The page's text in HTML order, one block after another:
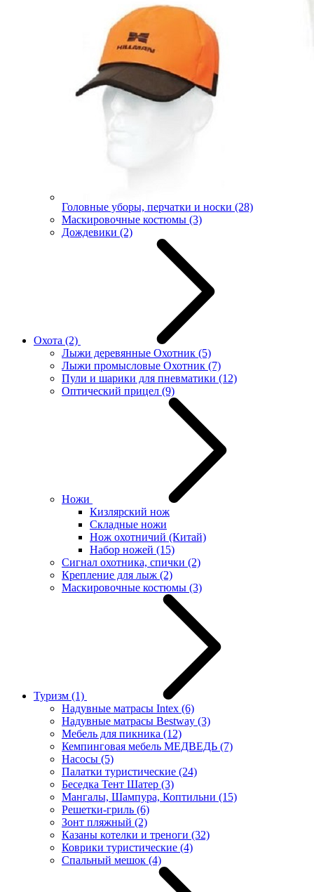
Головные уборы, перчатки и носки (28)
Маскировочные костюмы (3)
Дождевики (2)
Охота (2)
Лыжи деревянные Охотник (5)
Лыжи промысловые Охотник (7)
Пули и шарики для пневматики (12)
Оптический прицел (9)
Ножи
Кизлярский нож
Складные ножи
Нож охотничий (Китай)
Набор ножей (15)
Сигнал охотника, спички (2)
Крепление для лыж (2)
Маскировочные костюмы (3)
Туризм (1)
Надувные матрасы Intex (6)
Надувные матрасы Bestway (3)
Мебель для пикника (12)
Кемпинговая мебель МЕДВЕДЬ (7)
Насосы (5)
Палатки туристические (24)
Беседка Тент Шатер (3)
Мангалы, Шампура, Коптильни (15)
Решетки-гриль (6)
Зонт пляжный (2)
Казаны котелки и треноги (32)
Коврики туристические (4)
Спальный мешок (4)